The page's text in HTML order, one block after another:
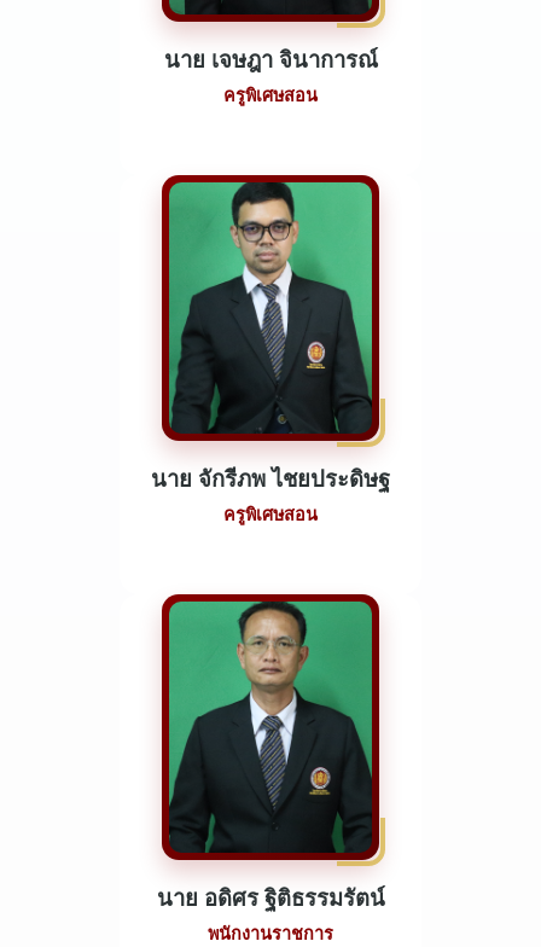
นาย เจษฎา จินาการณ์
ครูพิเศษสอน
นาย จักรีภพ ไชยประดิษฐ
ครูพิเศษสอน
นาย อดิศร ฐิติธรรมรัตน์
พนักงานราชการ